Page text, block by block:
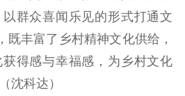
数据资源
共服务
新闻出版
群众喜闻乐见的形式打通文
既丰富了乡村精神文化供给，
得感与幸福感，为乡村文化
沈科达）